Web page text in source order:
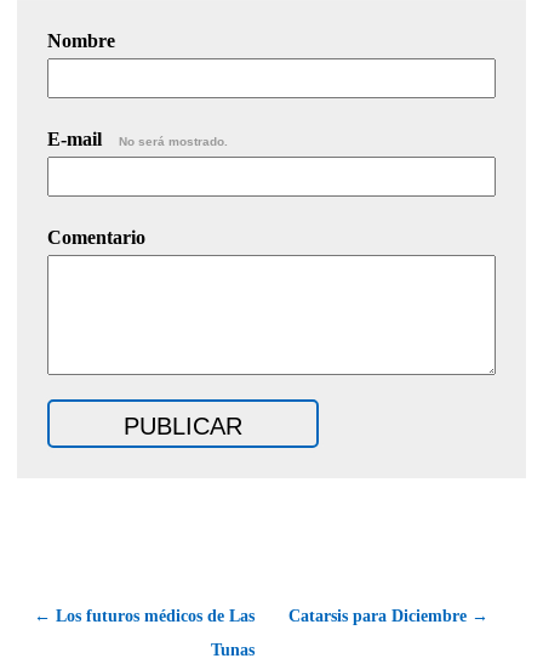
Nombre
E-mail No será mostrado.
Comentario
← Los futuros médicos de Las
Tunas
Catarsis para Diciembre →